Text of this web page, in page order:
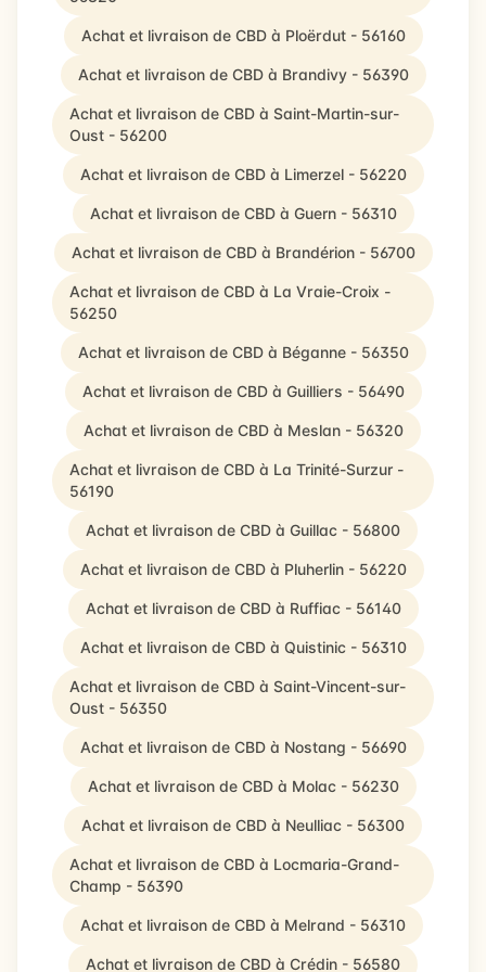
Achat et livraison de CBD à Ploërdut - 56160
Achat et livraison de CBD à Brandivy - 56390
Achat et livraison de CBD à Saint-Martin-sur-
Oust - 56200
Achat et livraison de CBD à Limerzel - 56220
Achat et livraison de CBD à Guern - 56310
Achat et livraison de CBD à Brandérion - 56700
Achat et livraison de CBD à La Vraie-Croix -
56250
Achat et livraison de CBD à Béganne - 56350
Achat et livraison de CBD à Guilliers - 56490
Achat et livraison de CBD à Meslan - 56320
Achat et livraison de CBD à La Trinité-Surzur -
56190
Achat et livraison de CBD à Guillac - 56800
Achat et livraison de CBD à Pluherlin - 56220
Achat et livraison de CBD à Ruffiac - 56140
Achat et livraison de CBD à Quistinic - 56310
Achat et livraison de CBD à Saint-Vincent-sur-
Oust - 56350
Achat et livraison de CBD à Nostang - 56690
Achat et livraison de CBD à Molac - 56230
Achat et livraison de CBD à Neulliac - 56300
Achat et livraison de CBD à Locmaria-Grand-
Champ - 56390
Achat et livraison de CBD à Melrand - 56310
Achat et livraison de CBD à Crédin - 56580